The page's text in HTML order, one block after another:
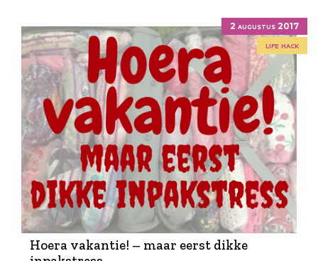
2 augustus 2017
life hack
Hoera vakantie! – maar eerst dikke